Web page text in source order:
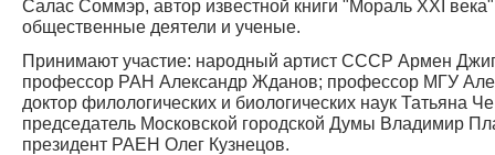
Салас Соммэр, автор известной книги "Мораль XXI
общественные деятели и ученые.
Принимают участие: народный артист СССР Армен
профессор РАН Александр Жданов; профессор МГУ
доктор филологических и биологических наук Татьяна
председатель Московской городской Думы Владимир
президент РАЕН Олег Кузнецов.